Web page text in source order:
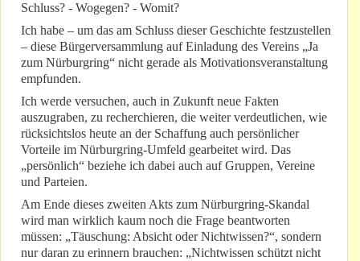
Schluss? - Wogegen? - Womit?
Ich habe – um das am Schluss dieser Geschichte festzustellen
– diese Bürgerversammlung auf Einladung des Vereins „Ja
zum Nürburgring“ nicht gerade als Motivationsveranstaltung
empfunden.
Ich werde versuchen, auch in Zukunft neue Fakten
auszugraben, zu recherchieren, die weiter verdeutlichen, wie
rücksichtslos heute an der Schaffung auch persönlicher
Vorteile im Nürburgring-Umfeld gearbeitet wird. Das
„persönlich“ beziehe ich dabei auch auf Gruppen, Vereine
und Parteien.
Am Ende dieses zweiten Akts zum Nürburgring-Skandal
wird man wirklich kaum noch die Frage beantworten
müssen: „Täuschung: Absicht oder Nichtwissen?“, sondern
nur daran zu erinnern brauchen: „Nichtwissen schützt nicht